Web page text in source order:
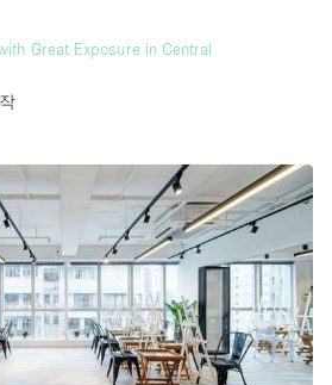
Great Exposure in Central